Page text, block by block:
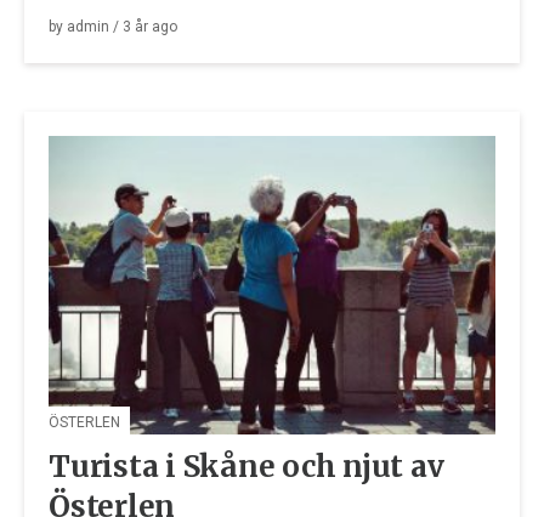
by admin / 3 år ago
ÖSTERLEN
Turista i Skåne och njut av
Österlen